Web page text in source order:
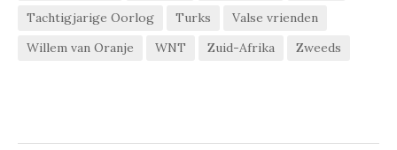
Tachtigjarige Oorlog
Turks
Valse vrienden
Willem van Oranje
WNT Zuid-Afrika Zweeds